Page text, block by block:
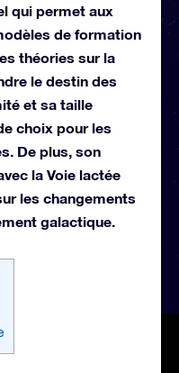
qui permet aux
de formation
théories sur la
le destin des
et sa taille
choix pour les
De plus, son
la Voie lactée
les changements
galactique.